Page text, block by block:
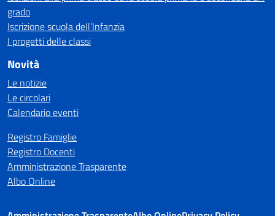
grado
Iscrizione scuola dell’Infanzia
I progetti delle classi
Novità
Le notizie
Le circolari
Calendario eventi
Registro Famiglie
Registro Docenti
Amministrazione Trasparente
Albo Online